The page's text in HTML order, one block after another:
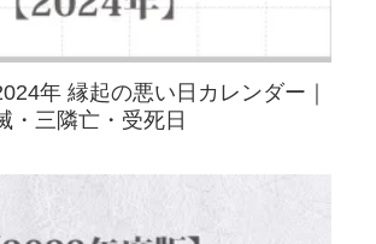
年 縁起の悪い日カレンダー｜
・三隣亡・受死日